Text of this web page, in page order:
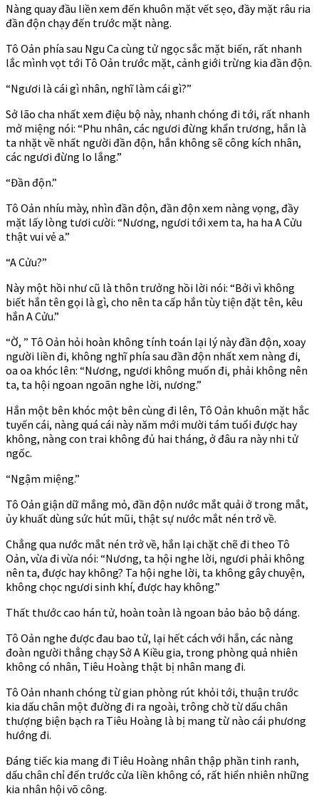
Nàng quay đầu liền xem đến khuôn mặt vết sẹo, đầy mặt râu ria
đần độn chạy đến trước mặt nàng.
Tô Oản phía sau Ngu Ca cùng tử ngọc sắc mặt biến, rất nhanh
lắc mình vọt tới Tô Oản trước mặt, cảnh giới trừng kia đần độn.
“Ngươi là cái gì nhân, nghĩ làm cái gì?”
Sở lão cha nhất xem điệu bộ này, nhanh chóng đi tới, rất nhanh
mở miệng nói: “Phu nhân, các ngươi đừng khẩn trương, hắn là
ta nhặt về nhất người đần độn, hắn không sẽ công kích nhân,
các ngươi đừng lo lắng.”
“Đần độn.”
Tô Oản nhíu mày, nhìn đần độn, đần độn xem nàng vọng, đầy
mặt lấy lòng tươi cười: “Nương, ngươi tới xem ta, ha ha A Cửu
thật vui vẻ a.”
“A Cửu?”
Này một hồi như cũ là thôn trưởng hồi lời nói: “Bởi vì không
biết hắn tên gọi là gì, cho nên ta cấp hắn tùy tiện đặt tên, kêu
hắn A Cửu.”
“Ờ, ” Tô Oản hỏi hoàn không tính toán lại lý này đần độn, xoay
người liền đi, không nghĩ phía sau đần độn nhất xem nàng đi,
oa oa khóc lên: “Nương, ngươi không muốn đi, phải không nên
ta, ta hội ngoan ngoãn nghe lời, nương.”
Hắn một bên khóc một bên cùng đi lên, Tô Oản khuôn mặt hắc
tuyến cái, nàng quá cái này năm mới mười tám tuổi được hay
không, nàng con trai không đủ hai tháng, ở đâu ra này nhi tử
ngốc.
“Ngậm miệng.”
Tô Oản giận dữ mắng mỏ, đần độn nước mắt quải ở trong mắt,
ủy khuất dùng sức hút mũi, thật sự nước mắt nén trở về.
Chẳng qua nước mắt nén trở về, hắn lại chặt chẽ đi theo Tô
Oản, vừa đi vừa nói: “Nương, ta hội nghe lời, ngươi phải không
nên ta, được hay không? Ta hội nghe lời, ta không gây chuyện,
không chọc ngươi sinh khí, được hay không.”
Thất thước cao hán tử, hoàn toàn là ngoan bảo bảo bộ dáng.
Tô Oản nghe được đau bao tử, lại hết cách với hắn, các nàng
đoàn người thẳng chạy Sở A Kiều gia, trong phòng quả nhiên
không có nhân, Tiêu Hoàng thật bị nhân mang đi.
Tô Oản nhanh chóng từ gian phòng rút khỏi tới, thuận trước
kia dấu chân một đường đi ra ngoài, trông chờ từ dấu chân
thượng biện bạch ra Tiêu Hoàng là bị mang từ nào cái phương
hướng đi.
Đáng tiếc kia mang đi Tiêu Hoàng nhân thập phần tinh ranh,
dấu chân chỉ đến trước cửa liền không có, rất hiển nhiên những
kia nhân hội võ công.